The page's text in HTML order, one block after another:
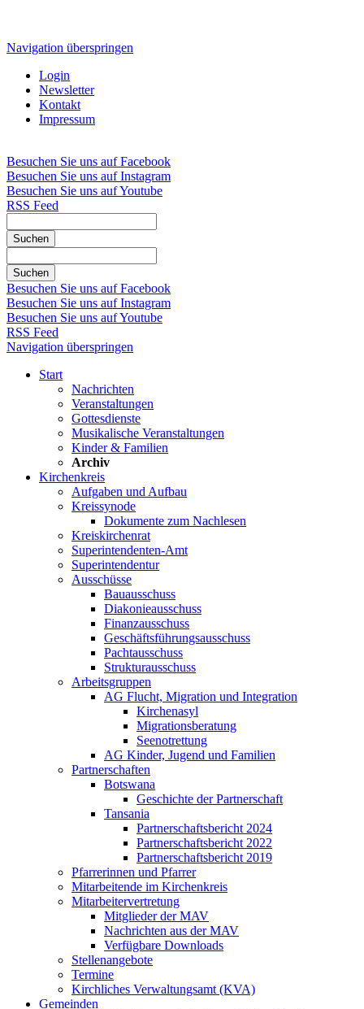
Navigation überspringen
Login
Newsletter
Kontakt
Impressum
Besuchen Sie uns auf Facebook
Besuchen Sie uns auf Instagram
Besuchen Sie uns auf Youtube
RSS Feed
Suchen
Suchen
Besuchen Sie uns auf Facebook
Besuchen Sie uns auf Instagram
Besuchen Sie uns auf Youtube
RSS Feed
Navigation überspringen
Start
Nachrichten
Veranstaltungen
Gottesdienste
Musikalische Veranstaltungen
Kinder & Familien
Archiv
Kirchenkreis
Aufgaben und Aufbau
Kreissynode
Dokumente zum Nachlesen
Kreiskirchenrat
Superintendenten-Amt
Superintendentur
Ausschüsse
Bauausschuss
Diakonieausschuss
Finanzausschuss
Geschäftsführungsausschuss
Pachtausschuss
Strukturausschuss
Arbeitsgruppen
AG Flucht, Migration und Integration
Kirchenasyl
Migrationsberatung
Seenotrettung
AG Kinder, Jugend und Familien
Partnerschaften
Botswana
Geschichte der Partnerschaft
Tansania
Partnerschaftsbericht 2024
Partnerschaftsbericht 2022
Partnerschaftsbericht 2019
Pfarrerinnen und Pfarrer
Mitarbeitende im Kirchenkreis
Mitarbeitervertretung
Mitglieder der MAV
Nachrichten aus der MAV
Verfügbare Downloads
Stellenangebote
Termine
Kirchliches Verwaltungsamt (KVA)
Gemeinden